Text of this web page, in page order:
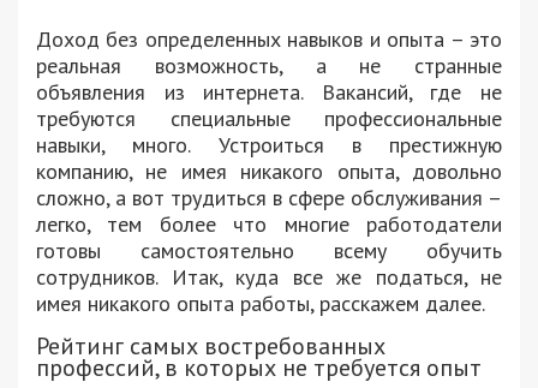
Доход без определенных навыков и опыта – это
реальная возможность, а не странные
объявления из интернета. Вакансий, где не
требуются специальные профессиональные
навыки, много. Устроиться в престижную
компанию, не имея никакого опыта, довольно
сложно, а вот трудиться в сфере обслуживания –
легко, тем более что многие работодатели
готовы самостоятельно всему обучить
сотрудников. Итак, куда все же податься, не
имея никакого опыта работы, расскажем далее.
Рейтинг самых востребованных
профессий, в которых не требуется опыт